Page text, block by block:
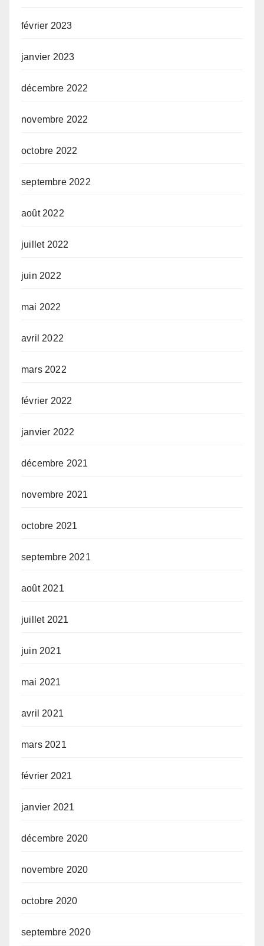
février 2023
janvier 2023
décembre 2022
novembre 2022
octobre 2022
septembre 2022
août 2022
juillet 2022
juin 2022
mai 2022
avril 2022
mars 2022
février 2022
janvier 2022
décembre 2021
novembre 2021
octobre 2021
septembre 2021
août 2021
juillet 2021
juin 2021
mai 2021
avril 2021
mars 2021
février 2021
janvier 2021
décembre 2020
novembre 2020
octobre 2020
septembre 2020